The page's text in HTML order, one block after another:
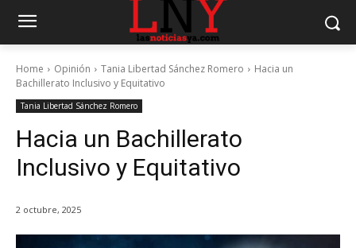
Home Opinión Tania Libertad Sánchez Romero
Hacia un
Bachillerato Inclusivo y Equitativo
Tania Libertad Sánchez Romero
Hacia un Bachillerato
Inclusivo y Equitativo
2 octubre, 2025